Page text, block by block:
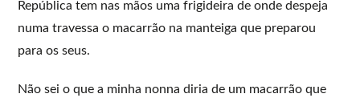
República tem nas mãos uma frigideira de onde despeja
numa travessa o macarrão na manteiga que preparou
para os seus.
Não sei o que a minha nonna diria de um macarrão que